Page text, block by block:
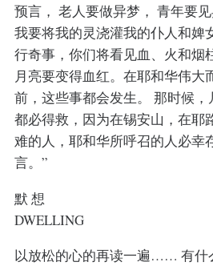
预言， 老人要做异梦， 青年要
我要将我的灵浇灌我的仆人和婢
行奇事，你们将看见血、火和烟
月亮要变得血红。在耶和华伟大
前，这些事都会发生。 那时候，
都必得救，因为在锡安山，在耶
难的人，耶和华所呼召的人必幸
言。”
默 想
DWELLING
以放松的心的再读一遍…… 有什